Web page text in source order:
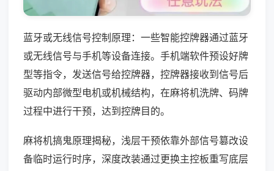
蓝牙或无线信号控制原理：一些智能控牌器通过蓝牙
或无线信号与手机等设备连接。手机端软件预设好牌
型等指令，发送信号给控牌器，控牌器接收到信号后
驱动内部微型电机或机械结构，在麻将机洗牌、码牌
过程中进行干预，达到控牌目的。
麻将机搞鬼原理揭秘，浅层干预依靠外部信号篡改设
备临时运行时序，深度改装通过更换主控板重写底层